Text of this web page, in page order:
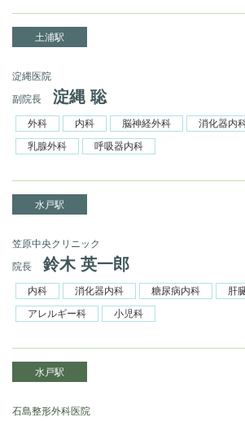
土浦駅
淀縄医院
副院長
淀縄 聡
外科 内科 脳神経外科 消化器内
乳腺外科
呼吸器内科
水戸駅
笠原中央クリニック
院長
鈴木 英一郎
内科 消化器内科 糖尿病内科
肝
アレルギー科
小児科
水戸駅
石島整形外科医院